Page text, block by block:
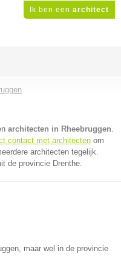
Ik ben een architect
architecten in Rheebruggen.
contact met architecten om
architecten tegelijk.
de provincie Drenthe.
maar wel in de provincie